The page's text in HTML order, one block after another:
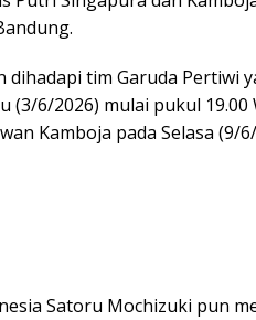
dihadapi tim Garuda Pertiwi
(3/6/2026) mulai pukul 19.00
Kamboja pada Selasa (9/
Satoru Mochizuki pun